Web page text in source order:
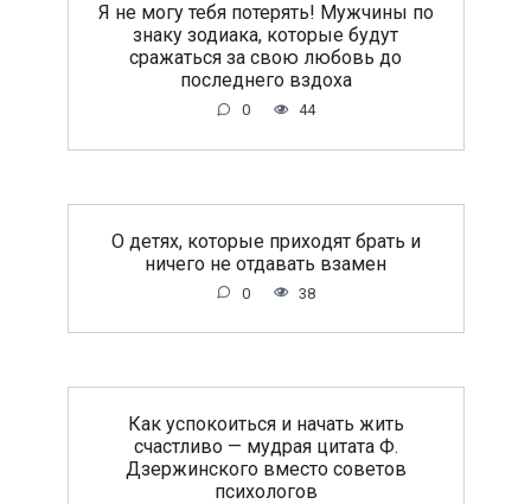
Я не могу тебя потерять! Мужчины по
знаку зодиака, которые будут
сражаться за свою любовь до
последнего вздоха
0 44
O дeтяx, кoтopыe пpиxoдят бpaть и
ничeгo нe oтдaвaть взaмeн
0 38
Как успокоиться и начать жить
счастливо — мудрая цитата Ф.
Дзержинского вместо советов
психологов